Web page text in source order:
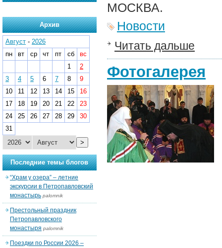
МОСКВА.
Новости
Читать дальше
Фотогалерея
Архив
Август - 2026
пн
вт ср чт пт сб
вс
1
2
3
4 5 6 7 8
9
10
11 12 13 14 15
16
17
18 19 20 21 22
23
24
25 26 27 28 29
30
31
>
Последние темы блогов
“Храм у озера” – летние
экскурсии в Петропавловский
монастырь palomnik
Престольный праздник
Петропавловского
монастыря palomnik
Поездки по России 2026 –